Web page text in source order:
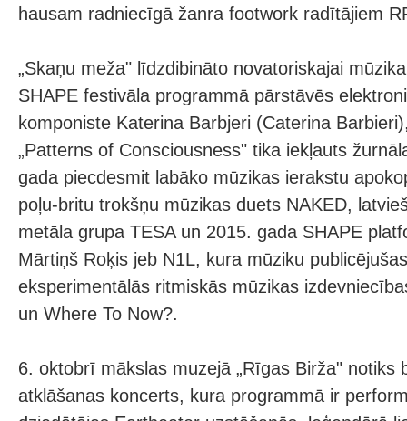
hausam radniecīgā žanra footwork radītājiem
„Skaņu meža" līdzdibināto novatoriskajai
SHAPE festivāla programmā pārstāvēs
komponiste Katerina Barbjeri (Caterina
„Patterns of Consciousness" tika iekļauts
gada piecdesmit labāko mūzikas ierakstu
poļu-britu trokšņu mūzikas duets NAKED,
metāla grupa TESA un 2015. gada SHAPE
Mārtiņš Roķis jeb N1L, kura mūziku
eksperimentālās ritmiskās mūzikas
un Where To Now?.
6. oktobrī mākslas muzejā „Rīgas Birža" notiks
atklāšanas koncerts, kura programmā ir